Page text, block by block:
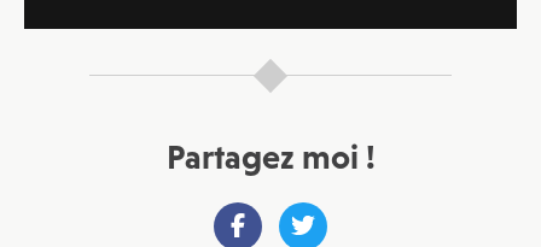
Partagez moi !